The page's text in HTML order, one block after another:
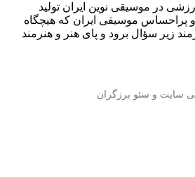
در موسیقی نوین ایران تولید
پراحساس موسیقی ایران که هیچگاه
زیر سؤال برود و پای هنر و هنرمند